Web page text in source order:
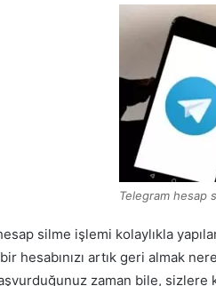
Telegram hesap
silme işlemi kolaylıkla
hesabınızı artık geri almak
zaman bile, sizlere